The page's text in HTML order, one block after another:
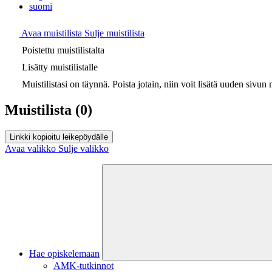
suomi
Avaa muistilista Sulje muistilista
Poistettu muistilistalta
Lisätty muistilistalle
Muistilistasi on täynnä. Poista jotain, niin voit lisätä uuden sivun
Muistilista (0)
Linkki kopioitu leikepöydälle
Avaa valikko Sulje valikko
Hae opiskelemaan
AMK-tutkinnot